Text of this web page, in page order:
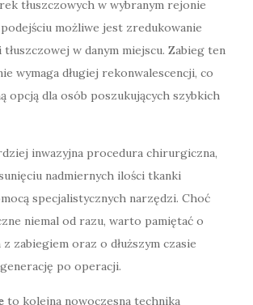
tłuszczowych w wybranym rejonie
możliwe jest zredukowanie
w danym miejscu. Zabieg ten
wymaga długiej rekonwalescencji, co
opcją dla osób poszukujących szybkich
inwazyjna procedura chirurgiczna,
nadmiernych ilości tkanki
specjalistycznych narzędzi. Choć
niemal od razu, warto pamiętać o
zabiegiem oraz o dłuższym czasie
po operacji.
to kolejna nowoczesna technika